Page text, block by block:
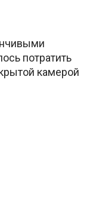
потратить
камерой